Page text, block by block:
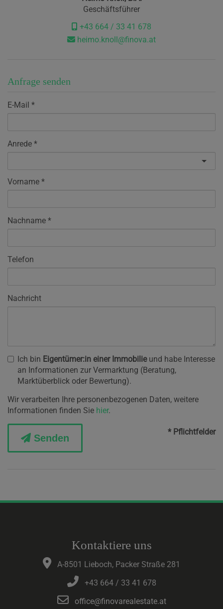
Geschäftsführer
+43 664 / 33 41 678
heimo.knoll@finova.at
Anfrage senden
E-Mail
Anrede
Vorname
Nachname
Telefon
Nachricht
Ich bin Eigentümer:in einer Immobilieund habe Interesse
an Informationen zur Vermarktung (Beratung,
Marktüberblick oder Bewertung).
Wir verarbeiten Ihre personenbezogenen Daten, weitere
Informationen finden Sie hier.
Senden
* Pflichtfelder
Kontaktiere uns
A-8501 Lieboch, Packer Straße 281
+43 664 / 33 41 678
office@finovarealestate.at